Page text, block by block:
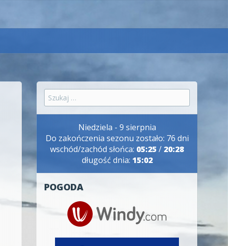
Szukaj:
Niedziela - 9 sierpnia
Do zakończenia sezonu zostało: 76 dni
wschód/zachód słońca: 05:25/20:28
długość dnia: 15:02
POGODA